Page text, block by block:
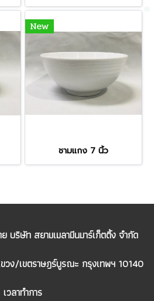
New
ชามแกง 7 นิ้ว
ริษัท สยามเมลามีนมาร์เก็ตติ้ง จำกัด
ง/เขตราษฎร์บูรณะ กรุงเทพฯ 10140
เวลาทำการ